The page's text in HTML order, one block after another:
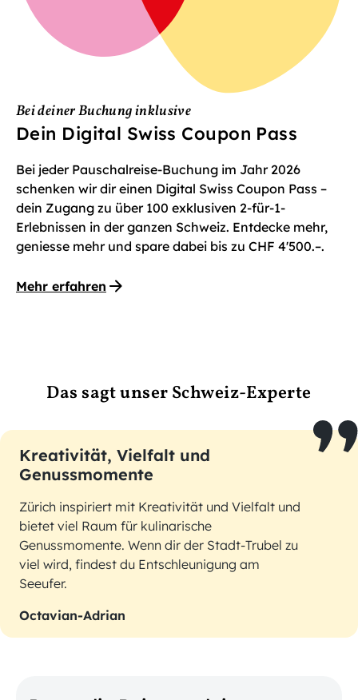
Bei deiner Buchung inklusive
Dein Digital Swiss Coupon Pass
Bei jeder Pauschalreise-Buchung im Jahr 2026
schenken wir dir einen Digital Swiss Coupon Pass –
dein Zugang zu über 100 exklusiven 2-für-1-
Erlebnissen in der ganzen Schweiz. Entdecke mehr,
geniesse mehr und spare dabei bis zu CHF 4'500.–.
Mehr erfahren
Das sagt unser Schweiz-Experte
Kreativität, Vielfalt und
Genussmomente
Zürich inspiriert mit Kreativität und Vielfalt und
bietet viel Raum für kulinarische
Genussmomente. Wenn dir der Stadt-Trubel zu
viel wird, findest du Entschleunigung am
Seeufer.
Octavian-Adrian